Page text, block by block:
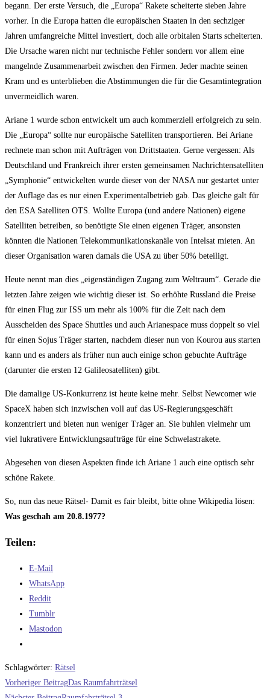
begann. Der erste Versuch, die „Europa“ Rakete scheiterte sieben Jahre
vorher. In die Europa hatten die europäischen Staaten in den sechziger
Jahren umfangreiche Mittel investiert, doch alle orbitalen Starts scheiterten.
Die Ursache waren nicht nur technische Fehler sondern vor allem eine
mangelnde Zusammenarbeit zwischen den Firmen. Jeder machte seinen
Kram und es unterblieben die Abstimmungen die für die Gesamtintegration
unvermeidlich waren.
Ariane 1 wurde schon entwickelt um auch kommerziell erfolgreich zu sein.
Die „Europa“ sollte nur europäische Satelliten transportieren. Bei Ariane
rechnete man schon mit Aufträgen von Drittstaaten. Gerne vergessen: Als
Deutschland und Frankreich ihrer ersten gemeinsamen Nachrichtensatelliten
„Symphonie“ entwickelten wurde dieser von der NASA nur gestartet unter
der Auflage das es nur einen Experimentalbetrieb gab. Das gleiche galt für
den ESA Satelliten OTS. Wollte Europa (und andere Nationen) eigene
Satelliten betreiben, so benötigte Sie einen eigenen Träger, ansonsten
könnten die Nationen Telekommunikationskanäle von Intelsat mieten. An
dieser Organisation waren damals die USA zu über 50% beteiligt.
Heute nennt man dies „eigenständigen Zugang zum Weltraum“. Gerade die
letzten Jahre zeigen wie wichtig dieser ist. So erhöhte Russland die Preise
für einen Flug zur ISS um mehr als 100% für die Zeit nach dem
Ausscheiden des Space Shuttles und auch Arianespace muss doppelt so viel
für einen Sojus Träger starten, nachdem dieser nun von Kourou aus starten
kann und es anders als früher nun auch einige schon gebuchte Aufträge
(darunter die ersten 12 Galileosatelliten) gibt.
Die damalige US-Konkurrenz ist heute keine mehr. Selbst Newcomer wie
SpaceX haben sich inzwischen voll auf das US-Regierungsgeschäft
konzentriert und bieten nun weniger Träger an. Sie buhlen vielmehr um
viel lukrativere Entwicklungsaufträge für eine Schwelastrakete.
Abgesehen von diesen Aspekten finde ich Ariane 1 auch eine optisch sehr
schöne Rakete.
So, nun das neue Rätsel- Damit es fair bleibt, bitte ohne Wikipedia lösen:
Was geschah am 20.8.1977?
Teilen:
E-Mail
WhatsApp
Reddit
Tumblr
Mastodon
Schlagwörter: Rätsel
Weitere
Vorheriger BeitragDas Raumfahrträtsel